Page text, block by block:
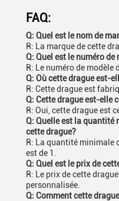
FAQ:
Q: Quel est le nom de
R: La marque de cette
Q: Quel est le numéro de
R: Le numéro de modèle
Q: Où cette drague est-
R: Cette drague est
Q: Cette drague est-elle
R: Oui, cette drague est
Q: Quelle est la quantité
cette drague?
R: La quantité minimale
est de 1.
Q: Quel est le prix de
R: Le prix de cette
personnalisée.
Q: Comment cette